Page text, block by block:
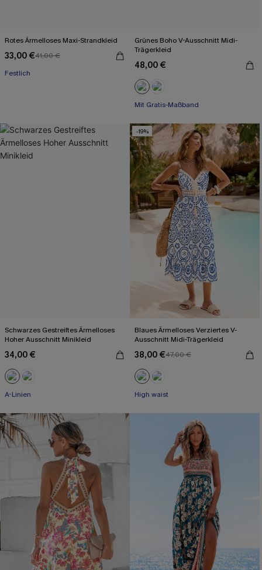
Rotes Ärmelloses Maxi-Strandkleid
33,00 €41,00 €
Festlich
Grünes Boho V-Ausschnitt Midi-
Trägerkleid
48,00 €
Mit Gratis-Maßband
High waist
Schwarzes Gestreiftes Ärmelloses
Hoher Ausschnitt Minikleid
34,00 €
A-Linien
-19%
Blaues Ärmelloses Verziertes V-
Ausschnitt Midi-Trägerkleid
38,00 €47,00 €
High waist